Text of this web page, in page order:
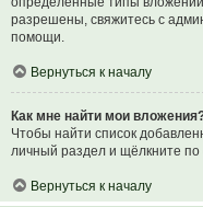
разрешены, свяжитесь с
помощи.
Вернуться к началу
Как мне найти мои
Чтобы найти список
личный раздел и щёлкните
Вернуться к началу